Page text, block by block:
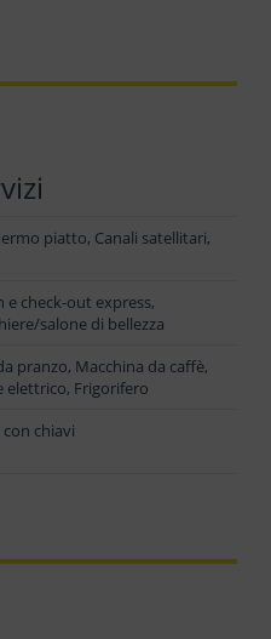
piatto, Canali satellitari,
e check-out express,
salone di bellezza
pranzo, Macchina da caffè,
elettrico, Frigorifero
con chiavi